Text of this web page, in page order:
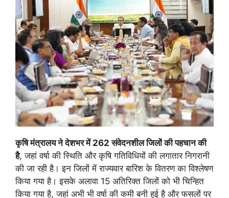
कृषि मंत्रालय ने देशभर में 262 संवेदनशील जिलों की पहचान की
है, जहां वर्षा की स्थिति और कृषि गतिविधियों की लगातार निगरानी
की जा रही है। इन जिलों में राज्यवार बारिश के वितरण का विश्लेषण
किया गया है। इसके अलावा 15 अतिरिक्त जिलों को भी चिन्हित
किया गया है, जहां अभी भी वर्षा की कमी बनी हुई है और फसलों पर